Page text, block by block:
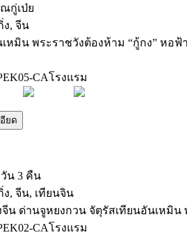
กู่เป่ย
ง, จีน
หมิน พระราชวังต้องห้าม “กู้กง” หอ
CAโรงแรม
ยด
น 3 คืน
ง, จีน, เทียนจิน
จีน ด่านจูหยงกวน จัตุรัสเทียนอันเหมิ
CAโรงแรม